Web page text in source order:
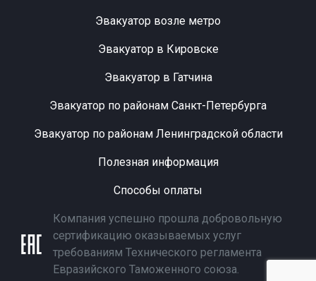
Эвакуатор возле метро
Эвакуатор в Кировске
Эвакуатор в Гатчина
Эвакуатор по районам Санкт-Петербурга
Эвакуатор по районам Ленинградской области
Полезная информация
Способы оплаты
Компания успешно прошла добровольную
сертификацию оказываемых услуг
требованиям Технического регламента
Евразийского Таможенного союза.